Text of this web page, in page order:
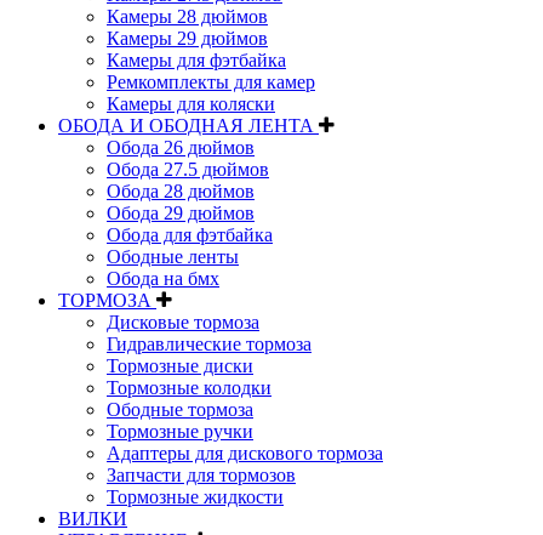
Камеры 28 дюймов
Камеры 29 дюймов
Камеры для фэтбайка
Ремкомплекты для камер
Камеры для коляски
ОБОДА И ОБОДНАЯ ЛЕНТА
Обода 26 дюймов
Обода 27.5 дюймов
Обода 28 дюймов
Обода 29 дюймов
Обода для фэтбайка
Ободные ленты
Обода на бмх
ТОРМОЗА
Дисковые тормоза
Гидравлические тормоза
Тормозные диски
Тормозные колодки
Ободные тормоза
Тормозные ручки
Адаптеры для дискового тормоза
Запчасти для тормозов
Тормозные жидкости
ВИЛКИ